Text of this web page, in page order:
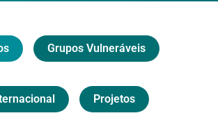
Grupos Vulneráveis
Projetos